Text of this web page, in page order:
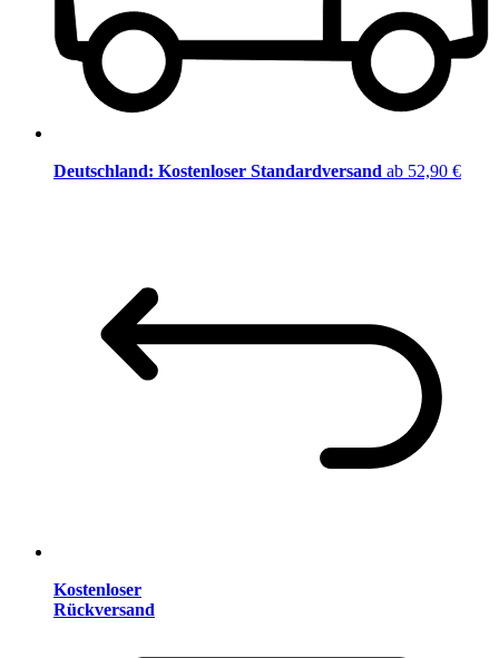
Deutschland: Kostenloser Standardversand ab 52,90 €
Kostenloser
Rückversand